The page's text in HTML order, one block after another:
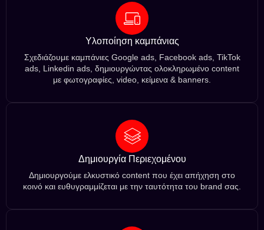
Υλοποίηση καμπάνιας
Σχεδιάζουμε καμπάνιες Google ads, Facebook ads, TikTok
ads, Linkedin ads, δημιουργώντας ολοκληρωμένο content
με φωτογραφίες, video, κείμενα & banners.
Δημιουργία Περιεχομένου
Δημιουργούμε ελκυστικό content που έχει απήχηση στο
κοινό και ευθυγραμμίζεται με την ταυτότητα του brand σας.